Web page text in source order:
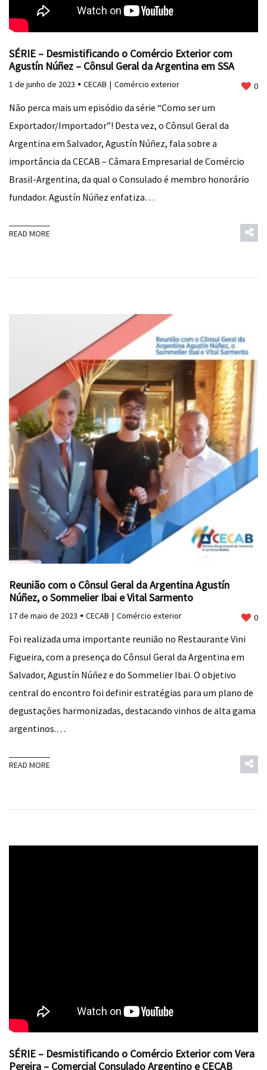
SÉRIE – Desmistificando o Comércio Exterior com
Agustín Núñez – Cônsul Geral da Argentina em SSA
1 de junho de 2023 CECAB Comércio exterior 0
Não perca mais um episódio da série “Como ser um
Exportador/Importador”! Desta vez, o Cônsul Geral da
Argentina em Salvador, Agustín Núñez, fala sobre a
importância da CECAB – Câmara Empresarial de Comércio
Brasil-Argentina, da qual o Consulado é membro honorário
fundador. Agustín Núñez enfatiza…
READ MORE
Reunião com o Cônsul Geral da Argentina Agustín
Núñez, o Sommelier Ibai e Vital Sarmento
17 de maio de 2023 CECAB Comércio exterior 0
Foi realizada uma importante reunião no Restaurante Vini
Figueira, com a presença do Cônsul Geral da Argentina em
Salvador, Agustín Núñez e do Sommelier Ibai. O objetivo
central do encontro foi definir estratégias para um plano de
degustações harmonizadas, destacando vinhos de alta gama
argentinos.…
READ MORE
SÉRIE – Desmistificando o Comércio Exterior com Vera
Pereira – Comercial Consulado Argentino e CECAB